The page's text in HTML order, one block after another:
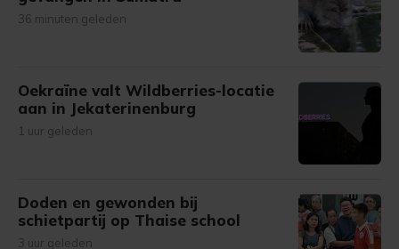
36 minuten geleden
Oekraïne valt Wildberries-locatie
aan in Jekaterinenburg
1 uur geleden
Doden en gewonden bij
schietpartij op Thaise school
3 uur geleden